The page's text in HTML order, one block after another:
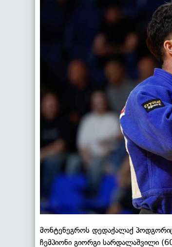
მონტენეგროს დედაქალაქ
ჩემპიონი გიორგი სარდალაშვილი